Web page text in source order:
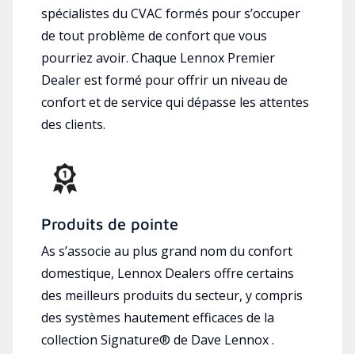
spécialistes du CVAC formés pour s’occuper
de tout problème de confort que vous
pourriez avoir. Chaque Lennox Premier
Dealer est formé pour offrir un niveau de
confort et de service qui dépasse les attentes
des clients.
Produits de pointe
As s’associe au plus grand nom du confort
domestique, Lennox Dealers offre certains
des meilleurs produits du secteur, y compris
des systèmes hautement efficaces de la
collection Signature® de Dave Lennox .